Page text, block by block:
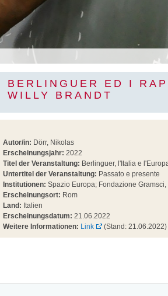
BERLINGUER ED I
WILLY BRANDT
Autor/in: Dörr, Nikolas
Erscheinungsjahr: 2022
Titel der Veranstaltung: Berlinguer, l'Italia e
Untertitel der Veranstaltung: Passato e presente
Institutionen: Spazio Europa; Fondazione
Erscheinungsort: Rom
Land: Italien
Erscheinungsdatum: 21.06.2022
Weitere Informationen: Link (Stand: 21.06.2022)